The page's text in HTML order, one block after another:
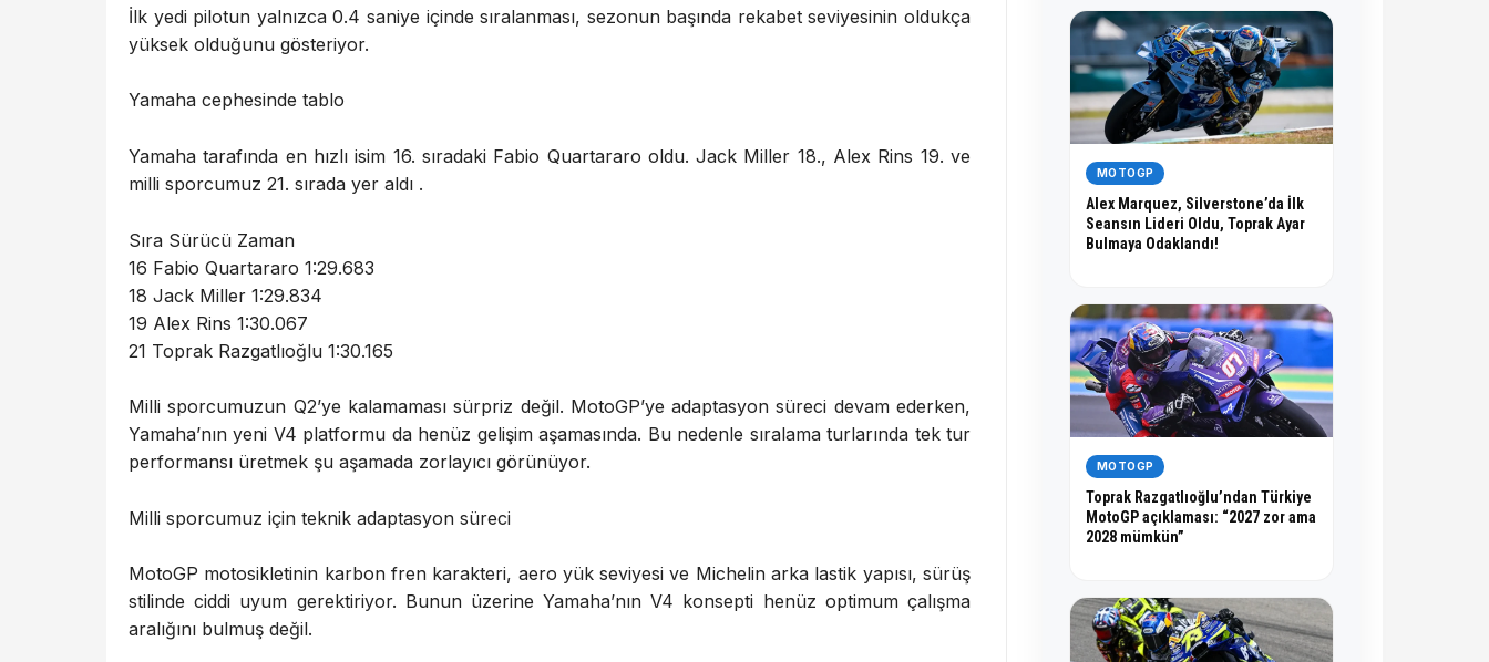
İlk yedi pilotun yalnızca 0.4 saniye içinde sıralanması, sezonun başında rekabet seviyesinin oldukça
yüksek olduğunu gösteriyor.
Yamaha cephesinde tablo
Yamaha tarafında en hızlı isim 16. sıradaki Fabio Quartararo oldu. Jack Miller 18., Alex Rins 19. ve
milli sporcumuz 21. sırada yer aldı .
Sıra Sürücü Zaman
16 Fabio Quartararo 1:29.683
18 Jack Miller 1:29.834
19 Alex Rins 1:30.067
21 Toprak Razgatlıoğlu 1:30.165
Milli sporcumuzun Q2’ye kalamaması sürpriz değil. MotoGP’ye adaptasyon süreci devam ederken,
Yamaha’nın yeni V4 platformu da henüz gelişim aşamasında. Bu nedenle sıralama turlarında tek tur
performansı üretmek şu aşamada zorlayıcı görünüyor.
Milli sporcumuz için teknik adaptasyon süreci
MotoGP motosikletinin karbon fren karakteri, aero yük seviyesi ve Michelin arka lastik yapısı, sürüş
stilinde ciddi uyum gerektiriyor. Bunun üzerine Yamaha’nın V4 konsepti henüz optimum çalışma
aralığını bulmuş değil.
MOTOGP
Alex Marquez, Silverstone’da İlk
Seansın Lideri Oldu, Toprak Ayar
Bulmaya Odaklandı!
MOTOGP
Toprak Razgatlıoğlu’ndan Türkiye
MotoGP açıklaması: “2027 zor ama
2028 mümkün”